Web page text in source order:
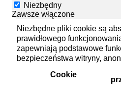
Niezbędny
Zawsze włączone
Niezbędne pliki cookie są
prawidłowego
zapewniają podstawowe
bezpieczeństwa witryny,
Cookie